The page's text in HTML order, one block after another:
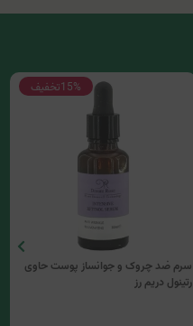
15%تخفیف
سرم ضد چروک و جوانساز پوست حاوی
رتینول دریم رز